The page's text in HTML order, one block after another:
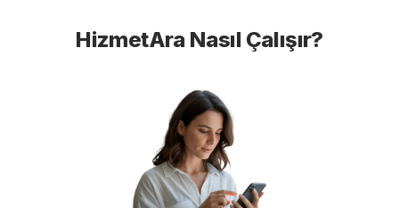
HizmetAra Nasıl Çalışır?